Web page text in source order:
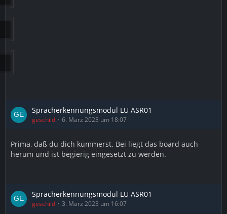
Spracherkennungsmodul LU ASR01
geschild 6. März 2023 um 18:07
Prima, daß du dich kümmerst. Bei liegt das board auch
herum und ist begierig eingesetzt zu werden.
Spracherkennungsmodul LU ASR01
geschild 3. März 2023 um 16:07